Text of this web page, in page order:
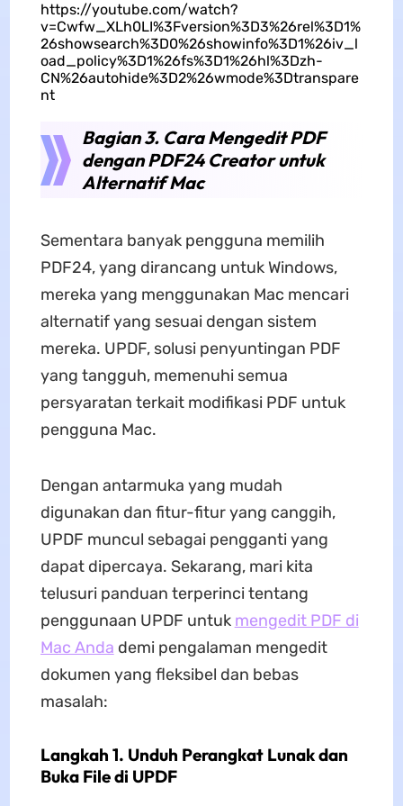
https://youtube.com/watch?
v=Cwfw_XLh0LI%3Fversion%3D3%26rel%3D1%
26showsearch%3D0%26showinfo%3D1%26iv_l
oad_policy%3D1%26fs%3D1%26hl%3Dzh-
CN%26autohide%3D2%26wmode%3Dtranspare
nt
Bagian 3. Cara Mengedit PDF
dengan PDF24 Creator untuk
Alternatif Mac
Sementara banyak pengguna memilih
PDF24, yang dirancang untuk Windows,
mereka yang menggunakan Mac mencari
alternatif yang sesuai dengan sistem
mereka. UPDF, solusi penyuntingan PDF
yang tangguh, memenuhi semua
persyaratan terkait modifikasi PDF untuk
pengguna Mac.
Dengan antarmuka yang mudah
digunakan dan fitur-fitur yang canggih,
UPDF muncul sebagai pengganti yang
dapat dipercaya. Sekarang, mari kita
telusuri panduan terperinci tentang
penggunaan UPDF untuk mengedit PDF di
Mac Anda demi pengalaman mengedit
dokumen yang fleksibel dan bebas
masalah:
Langkah 1. Unduh Perangkat Lunak dan
Buka File di UPDF